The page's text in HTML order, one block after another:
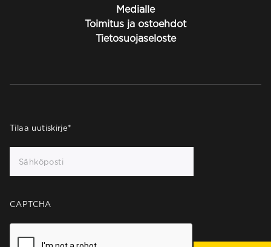
Medialle
Toimitus ja ostoehdot
Tietosuojaseloste
Tilaa uutiskirje*
CAPTCHA